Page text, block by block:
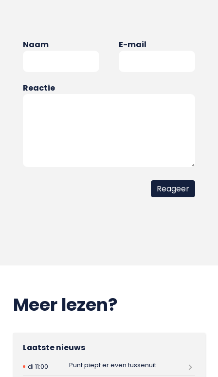
Naam E-mail
Reactie
Meer lezen?
Laatste nieuws
di 11:00
Punt piept er even tussenuit